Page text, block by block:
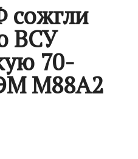
сожгли
ВСУ
70-
M88A2